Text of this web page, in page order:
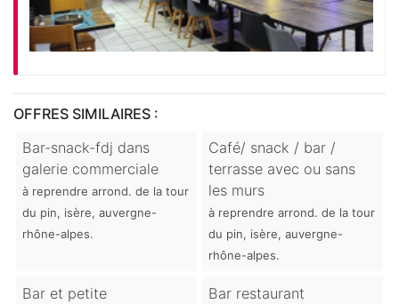
OFFRES SIMILAIRES :
Bar-snack-fdj dans
galerie commerciale
à reprendre arrond. de la tour
du pin, isère, auvergne-
rhône-alpes.
Café/ snack / bar /
terrasse avec ou sans
les murs
à reprendre arrond. de la tour
du pin, isère, auvergne-
rhône-alpes.
Bar et petite
Bar restaurant